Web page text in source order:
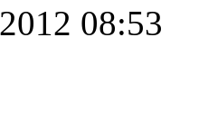
08:53